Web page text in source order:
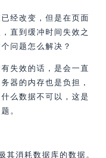
经改变，但是在页面
直到缓冲时间失效之
问题怎么解决？
失效的话，是会一直
器的内存也是负担，
么数据不可以，这是
。
其消耗数据库的数据。